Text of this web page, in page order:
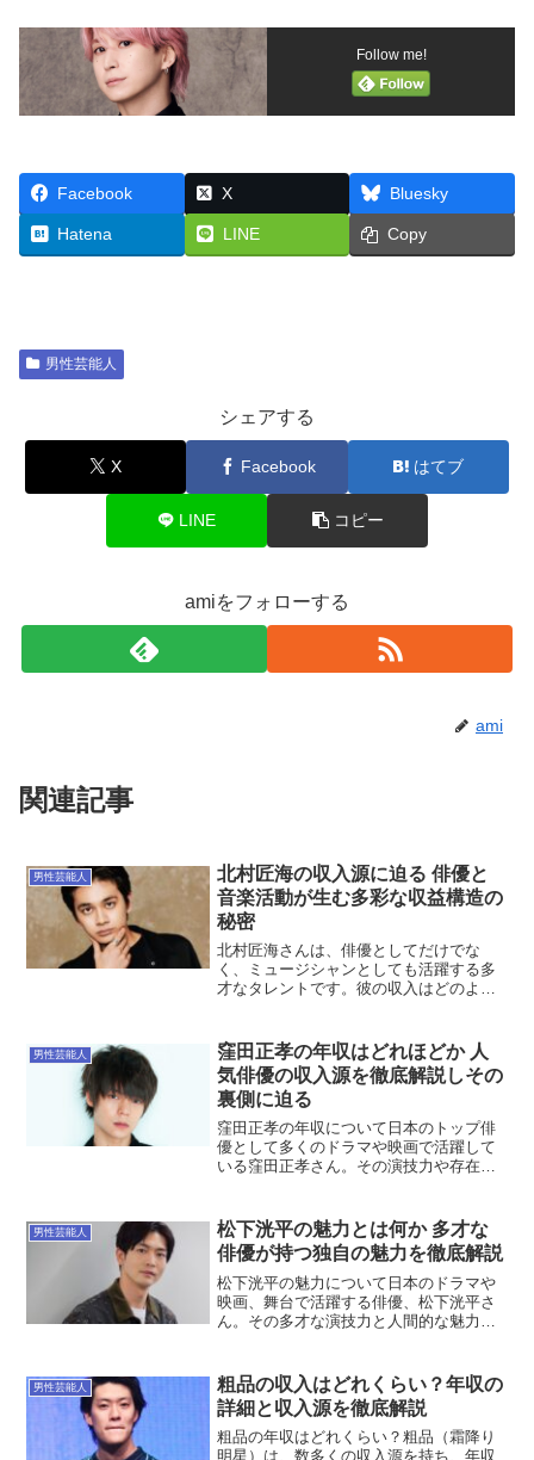
Follow me!
Facebook X Bluesky
Hatena LINE Copy
男性芸能人
シェアする
X Facebook はてブ
LINE コピー
amiをフォローする
ami
関連記事
男性芸能人
北村匠海の収入源に迫る 俳優と
音楽活動が生む多彩な収益構造の
秘密
北村匠海さんは、俳優としてだけでな
く、ミュージシャンとしても活躍する多
才なタレントです。彼の収入はどのよう
く解説します。俳優業での出演料が主要
な収入源北村匠海さんの収入の...
男性芸能人
窪田正孝の年収はどれほどか 人
気俳優の収入源を徹底解説しその
裏側に迫る
窪田正孝の年収について日本のトップ俳
優として多くのドラマや映画で活躍して
いる窪田正孝さん。その演技力や存在感
は、窪田正孝さんの年収について、詳細
に分析していきます。ドラ...
男性芸能人
松下洸平の魅力とは何か 多才な
俳優が持つ独自の魅力を徹底解説
松下洸平の魅力について日本のドラマや
映画、舞台で活躍する俳優、松下洸平さ
ん。その多才な演技力と人間的な魅力で
詳しく解説します。幅広い演技力松下洸
平さんの最大の魅力の一つは...
男性芸能人
粗品の収入はどれくらい？年収の
詳細と収入源を徹底解説
粗品の年収はどれくらい？粗品（霜降り
明星）は、数多くの収入源を持ち、年収